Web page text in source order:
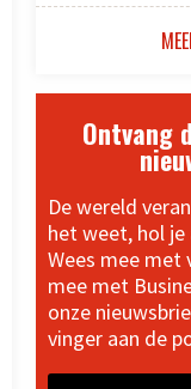
Ontvang
De wereld
het weet, hol
Wees mee met
mee met
onze
vinger aan de